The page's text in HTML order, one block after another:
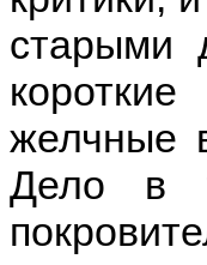
старыми
желчные
Дело в